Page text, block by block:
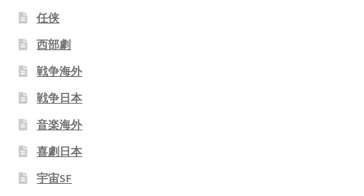
任侠
西部劇
戦争海外
戦争日本
音楽海外
喜劇日本
宇宙SF